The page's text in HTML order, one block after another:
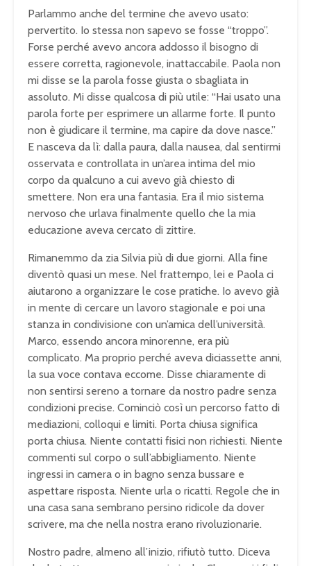
Parlammo anche del termine che avevo usato:
pervertito. Io stessa non sapevo se fosse “troppo”.
Forse perché avevo ancora addosso il bisogno di
essere corretta, ragionevole, inattaccabile. Paola non
mi disse se la parola fosse giusta o sbagliata in
assoluto. Mi disse qualcosa di più utile: “Hai usato una
parola forte per esprimere un allarme forte. Il punto
non è giudicare il termine, ma capire da dove nasce.”
E nasceva da lì: dalla paura, dalla nausea, dal sentirmi
osservata e controllata in un’area intima del mio
corpo da qualcuno a cui avevo già chiesto di
smettere. Non era una fantasia. Era il mio sistema
nervoso che urlava finalmente quello che la mia
educazione aveva cercato di zittire.
Rimanemmo da zia Silvia più di due giorni. Alla fine
diventò quasi un mese. Nel frattempo, lei e Paola ci
aiutarono a organizzare le cose pratiche. Io avevo già
in mente di cercare un lavoro stagionale e poi una
stanza in condivisione con un’amica dell’università.
Marco, essendo ancora minorenne, era più
complicato. Ma proprio perché aveva diciassette anni,
la sua voce contava eccome. Disse chiaramente di
non sentirsi sereno a tornare da nostro padre senza
condizioni precise. Cominciò così un percorso fatto di
mediazioni, colloqui e limiti. Porta chiusa significa
porta chiusa. Niente contatti fisici non richiesti. Niente
commenti sul corpo o sull’abbigliamento. Niente
ingressi in camera o in bagno senza bussare e
aspettare risposta. Niente urla o ricatti. Regole che in
una casa sana sembrano persino ridicole da dover
scrivere, ma che nella nostra erano rivoluzionarie.
Nostro padre, almeno all’inizio, rifiutò tutto. Diceva